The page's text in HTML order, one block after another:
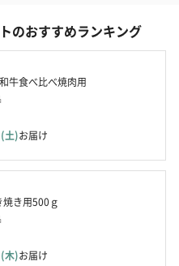
のおすすめランキング
牛食べ比べ焼肉用
土)お届け
き用500ｇ
木)お届け